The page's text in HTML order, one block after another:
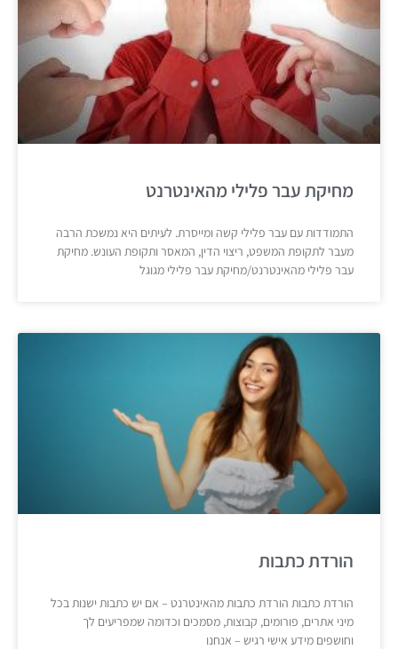
מחיקת עבר פלילי מהאינטרנט
התמודדות עם עבר פלילי קשה ומייסרת. לעיתים היא נמשכת הרבה
מעבר לתקופת המשפט, ריצוי הדין, המאסר ותקופת העונש. מחיקת
עבר פלילי מהאינטרנט/מחיקת עבר פלילי מגוגל
הורדת כתבות
הורדת כתבות הורדת כתבות מהאינטרנט – אם יש כתבות ישנות בכל
מיני אתרים, פורומים, קבוצות, מסמכים וכדומה שמפריעים לך
וחושפים מידע אישי רגיש – אנחנו